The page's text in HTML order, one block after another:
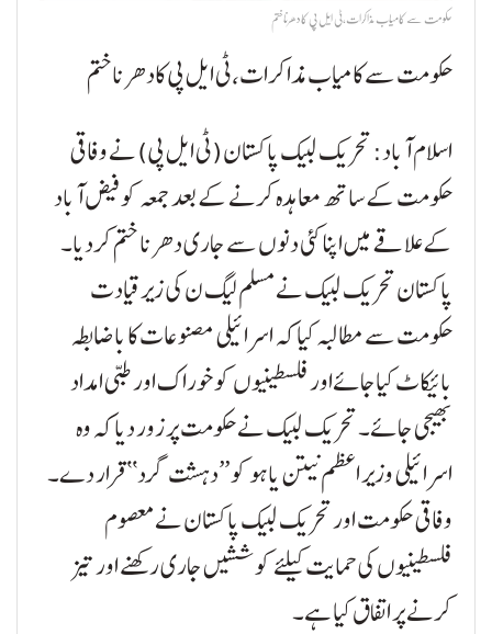
حکومت سے کامیاب مذاکرات،ٹی ایل پی کادھرناختم
حکومت سے کامیاب مذاکرات،ٹی ایل پی کادھرناختم
اسلام آباد: تحریک لبیک پاکستان (ٹی ایل پی) نے وفاقی
حکومت کے ساتھ معاہدہ کرنے کے بعد جمعہ کو فیض آباد
کے علاقے میں اپنا کئی دنوں سے جاری دھرنا ختم کردیا۔
پاکستان تحریک لبیک نے مسلم لیگ ن کی زیر قیادت
حکومت سے مطالبہ کیا کہ اسرائیلی مصنوعات کا باضابطہ
بائیکاٹ کیاجائےاور فلسطینیوں کو خوراک اور طبی امداد
بھیجی جائے۔ تحریک لبیک نے حکومت پر زور دیا کہ وہ
اسرائیلی وزیر اعظم نیتن یاہو کو ’’دہشت گرد‘‘ قرار دے۔
وفاقی حکومت اور تحریک لبیک پاکستان نے معصوم
فلسطینیوں کی حمایت کیلئے کوششیں جاری رکھنے اور تیز
کرنے پر اتفاق کیا ہے۔